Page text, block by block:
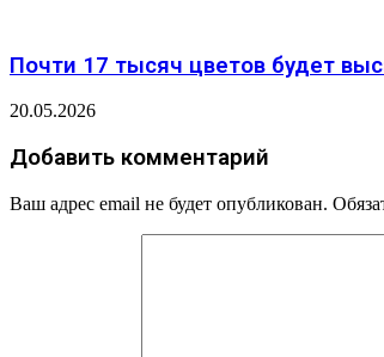
Почти 17 тысяч цветов будет
20.05.2026
Добавить комментарий
Ваш адрес email не будет опубликован.